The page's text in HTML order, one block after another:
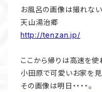
お風呂の画像は撮れな
天山湯治郷
http://tenzan.jp/
ここから帰りは高速を使
小田原で可愛いお家を見
その画像は明日・・・・。